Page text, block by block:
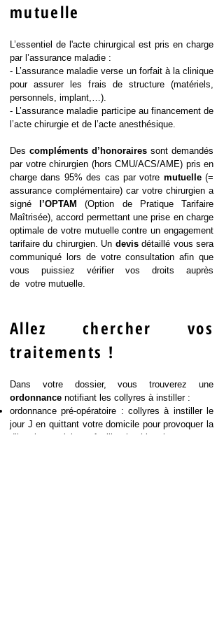
mutuelle
L’essentiel de l'acte chirurgical est pris en charge
par l’assurance maladie :
- L’assurance maladie verse un forfait à la clinique
pour assurer les frais de structure (matériels,
personnels, implant,…).
- L’assurance maladie participe au financement de
l’acte chirurgie et de l’acte anesthésique.
Des compléments d’honoraires sont demandés
par votre chirurgien (hors CMU/ACS/AME) pris en
charge dans 95% des cas par votre mutuelle(=
assurance complémentaire) car votre chirurgien a
signé
l’OPTAM
(Option de Pratique Tarifaire
Maîtrisée), accord permettant une prise en charge
optimale de votre mutuelle contre un engagement
tarifaire du chirurgien. Un devisdétaillé vous sera
communiqué lors de votre consultation afin que
vous puissiez vérifier vos droits auprès
de votre mutuelle.
Allez chercher vos
traitements !
Dans votre dossier, vous trouverez une
ordonnance notifiant les collyres à instiller :
ordonnance pré-opératoire : collyres à instiller le
jour J en quittant votre domicile pour provoquer la
dilatation oculaire et faciliter la chirurgie,